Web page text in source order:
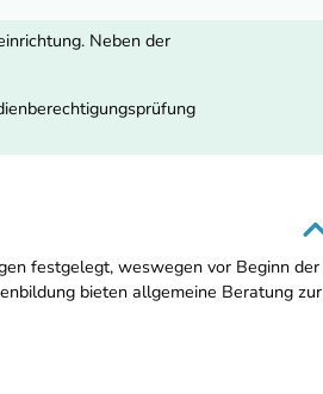
Neben der
festgelegt, weswegen vor Beginn der
bieten allgemeine Beratung zur